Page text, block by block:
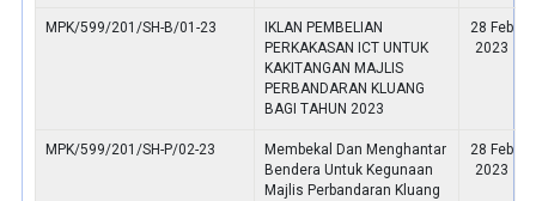
MPK/599/201/SH-B/01-23
IKLAN PEMBELIAN
PERKAKASAN ICT UNTUK
KAKITANGAN MAJLIS
PERBANDARAN KLUANG
BAGI TAHUN 2023
28 Feb
2023
MPK/599/201/SH-P/02-23
Membekal Dan Menghantar
Bendera Untuk Kegunaan
Majlis Perbandaran Kluang
28 Feb
2023